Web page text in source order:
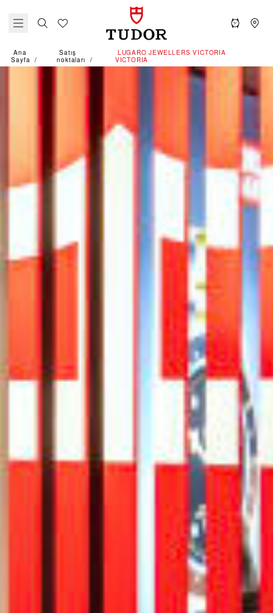
Ana
Sayfa
Satış
noktaları
‭LUGARO JEWELLERS VICTORIA
VICTORIA‬